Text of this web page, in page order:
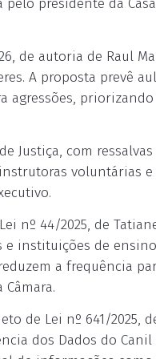
presidente da
de autoria de Raul
A proposta prevê
agressões,
Justiça, com
voluntárias
nº 44/2025, de
instituições de
a frequência
de Lei nº 641/2025,
dos Dados do